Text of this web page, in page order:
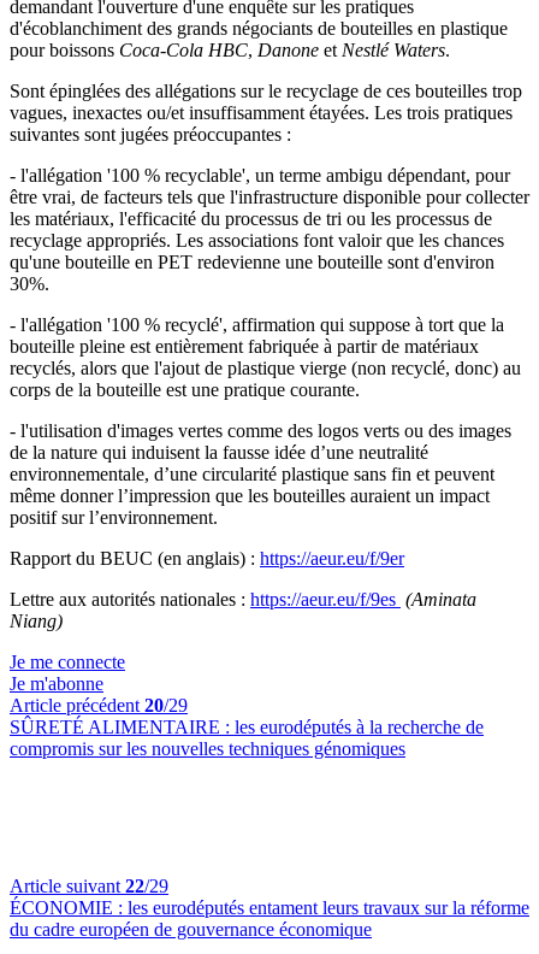
demandant l'ouverture d'une enquête sur les pratiques
d'écoblanchiment des grands négociants de bouteilles en plastique
pour boissons Coca-Cola HBC, Danone et Nestlé Waters.
Sont épinglées des allégations sur le recyclage de ces bouteilles trop
vagues, inexactes ou/et insuffisamment étayées. Les trois pratiques
suivantes sont jugées préoccupantes :
- l'allégation '100 % recyclable', un terme ambigu dépendant, pour
être vrai, de facteurs tels que l'infrastructure disponible pour collecter
les matériaux, l'efficacité du processus de tri ou les processus de
recyclage appropriés. Les associations font valoir que les chances
qu'une bouteille en PET redevienne une bouteille sont d'environ
30%.
- l'allégation '100 % recyclé', affirmation qui suppose à tort que la
bouteille pleine est entièrement fabriquée à partir de matériaux
recyclés, alors que l'ajout de plastique vierge (non recyclé, donc) au
corps de la bouteille est une pratique courante.
- l'utilisation d'images vertes comme des logos verts ou des images
de la nature qui induisent la fausse idée d’une neutralité
environnementale, d’une circularité plastique sans fin et peuvent
même donner l’impression que les bouteilles auraient un impact
positif sur l’environnement.
Rapport du BEUC (en anglais) : https://aeur.eu/f/9er
Lettre aux autorités nationales : https://aeur.eu/f/9es (Aminata
Niang)
Je me connecte
Je m'abonne
Article précédent 20/29
SÛRETÉ ALIMENTAIRE : les eurodéputés à la recherche de
compromis sur les nouvelles techniques génomiques
Article suivant 22/29
ÉCONOMIE : les eurodéputés entament leurs travaux sur la réforme
du cadre européen de gouvernance économique